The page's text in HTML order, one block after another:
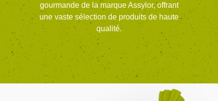
gourmande de la marque Assylor, offrant
une vaste sélection de produits de haute
qualité.